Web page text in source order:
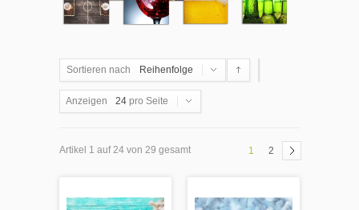
Sortieren nach Reihenfolge
Anzeigen 24 pro Seite
Artikel 1 auf 24 von 29 gesamt 1 2